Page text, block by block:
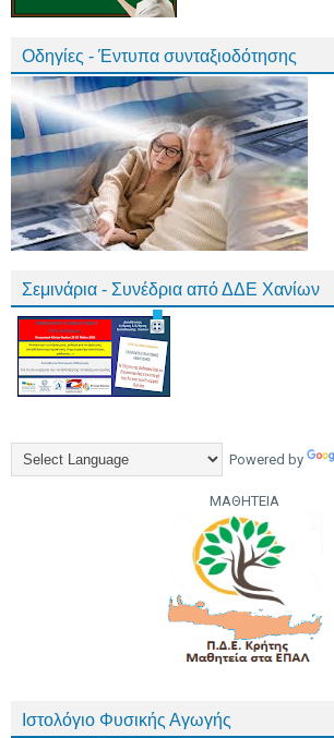
Οδηγίες - Έντυπα συνταξιοδότησης
Σεμινάρια - Συνέδρια από ΔΔΕ Χανίων
Powered by
ΜΑΘΗΤΕΙΑ
Ιστολόγιο Φυσικής Αγωγής